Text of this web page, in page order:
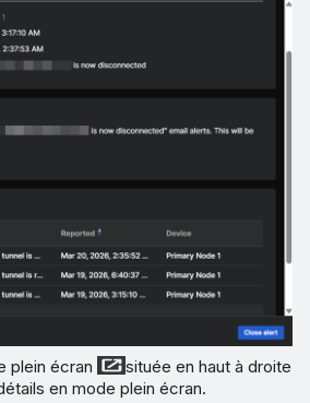
plein écran
située en haut à droite
en mode plein écran.